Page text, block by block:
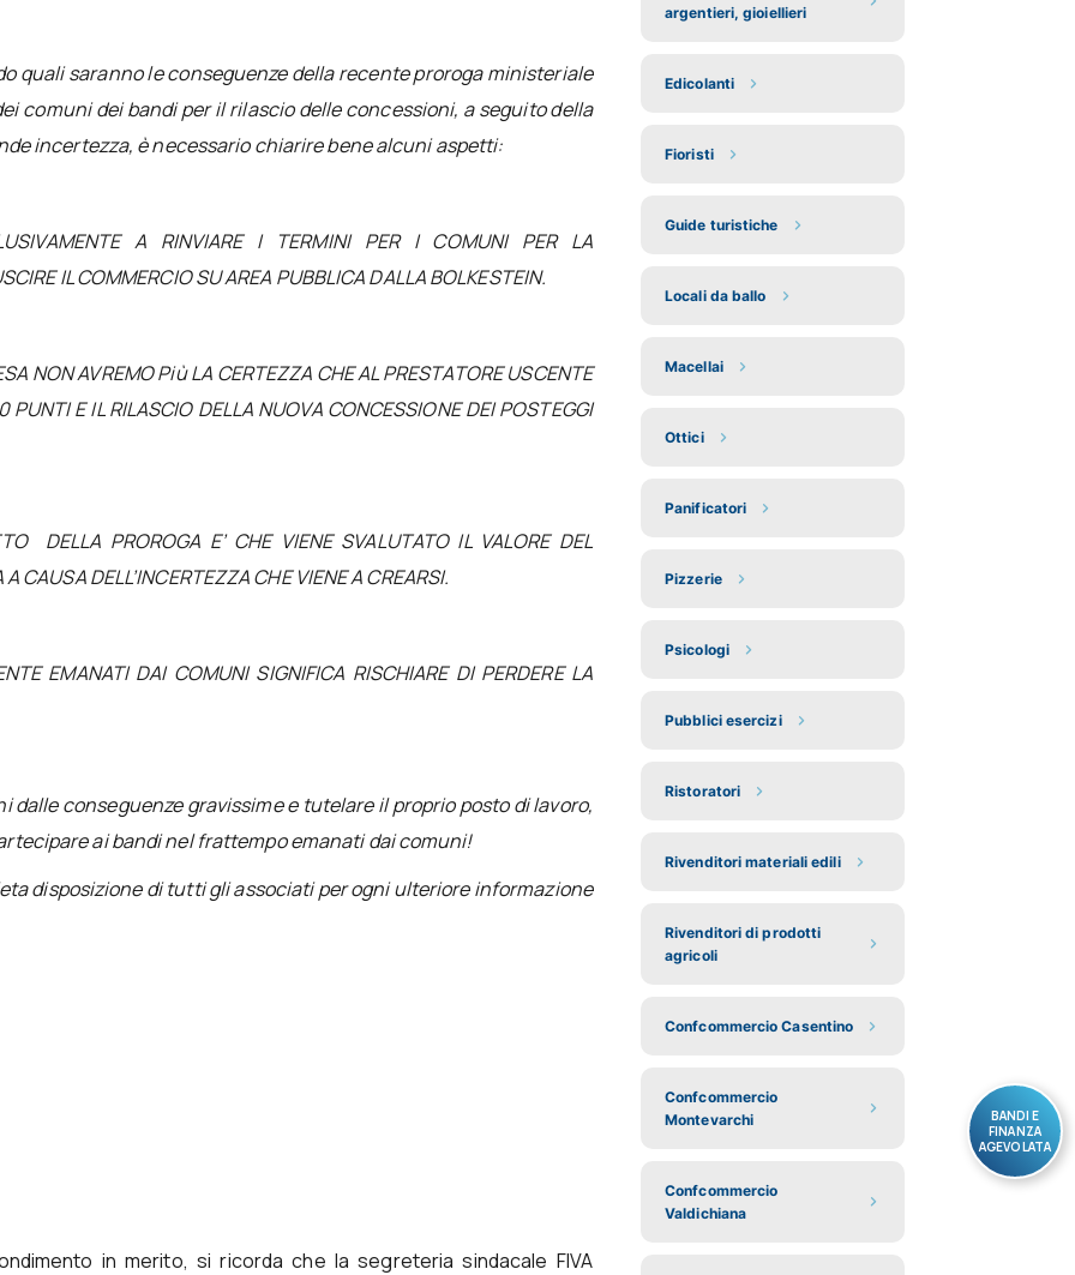
BANDI E
FINANZA
AGEVOLATA
quali saranno le conseguenze della recente proroga ministeriale
comuni dei bandi per il rilascio delle concessioni, a seguito della
incertezza, è necessario chiarire bene alcuni aspetti:
A RINVIARE I TERMINI PER I COMUNI PER LA
IL COMMERCIO SU AREA PUBBLICA DALLA BOLKESTEIN.
NON AVREMO Più LA CERTEZZA CHE AL PRESTATORE USCENTE
PUNTI E IL RILASCIO DELLA NUOVA CONCESSIONE DEI POSTEGGI
DELLA PROROGA E’ CHE VIENE SVALUTATO IL VALORE DEL
CAUSA DELL’INCERTEZZA CHE VIENE A CREARSI.
EMANATI DAI COMUNI SIGNIFICA RISCHIARE DI PERDERE LA
conseguenze gravissime e tutelare il proprio posto di lavoro,
ai bandi nel frattempo emanati dai comuni!
disposizione di tutti gli associati per ogni ulteriore informazione
in merito, si ricorda che la segreteria sindacale FIVA
argentieri, gioiellieri
Edicolanti
Fioristi
Guide turistiche
Locali da ballo
Macellai
Ottici
Panificatori
Pizzerie
Psicologi
Pubblici esercizi
Ristoratori
Rivenditori materiali edili
Rivenditori di prodotti
agricoli
Confcommercio Casentino
Confcommercio
Montevarchi
Confcommercio
Valdichiana